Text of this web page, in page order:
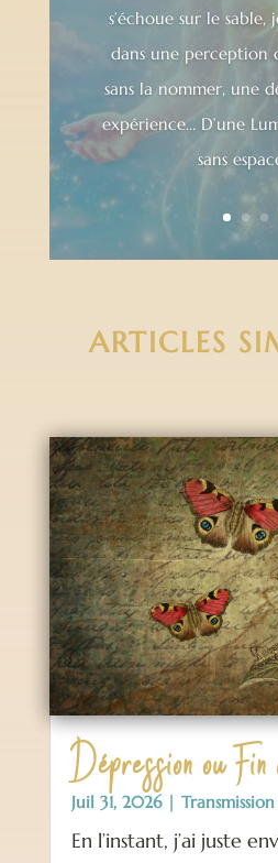
s’échoue sur le
dans une perception
sans la nommer, une
expérience… D’une
sans
ARTICLES
Dépression ou
Juil 31, 2026|
En l’instant, j’ai juste